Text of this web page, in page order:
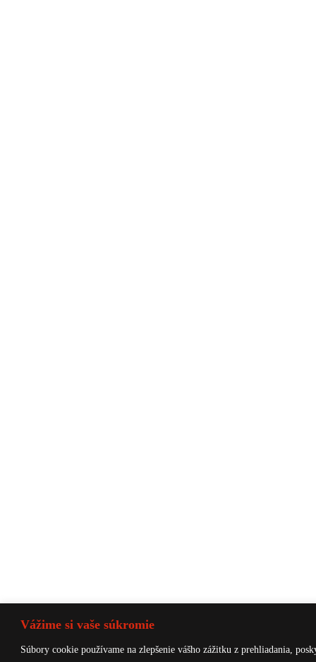
Vážime si vaše súkromie
Súbory cookie používame na zlepšenie vášho zážitku z prehliadania,